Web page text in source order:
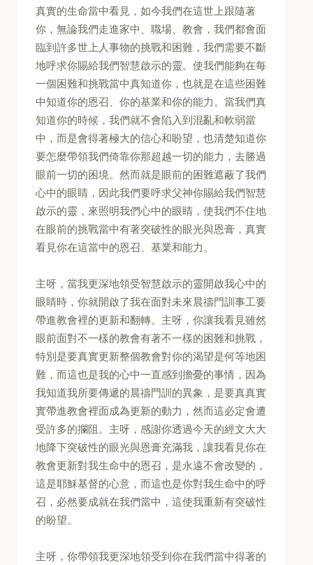
真實的生命當中看見，如今我們在這世上跟隨著
你，無論我們走進家中、職場、教會，我們都會面
臨到許多世上人事物的挑戰和困難，我們需要不斷
地呼求你賜給我們智慧啟示的靈。使我們能夠在每
一個困難和挑戰當中真知道你，也就是在這些困難
中知道你的恩召、你的基業和你的能力。當我們真
知道你的時候，我們就不會陷入到混亂和軟弱當
中，而是會得著極大的信心和盼望，也清楚知道你
要怎麼帶領我們倚靠你那超越一切的能力，去勝過
眼前一切的困境。然而就是眼前的困難遮蔽了我們
心中的眼睛，因此我們要呼求父神你賜給我們智慧
啟示的靈，來照明我們心中的眼睛，使我們不住地
在眼前的挑戰當中有著突破性的眼光與恩膏，真實
看見你在這當中的恩召、基業和能力。
主呀，當我更深地領受智慧啟示的靈開啟我心中的
眼睛時，你就開啟了我在面對未來晨禱門訓事工要
帶進教會裡的更新和翻轉。主呀，你讓我看見雖然
眼前面對不一樣的教會有著不一樣的困難和挑戰，
特別是要真實更新整個教會對你的渴望是何等地困
難，而這也是我的心中一直感到擔憂的事情，因為
我知道我所要傳遞的晨禱門訓的異象，是要真真實
實帶進教會裡面成為更新的動力，然而這必定會遭
受許多的攔阻。主呀，感謝你透過今天的經文大大
地降下突破性的眼光與恩膏充滿我，讓我看見你在
教會更新對我生命中的恩召，是永遠不會改變的，
這是耶穌基督的心意，而這也是你對我生命中的呼
召，必然要成就在我們當中，這使我重新有突破性
的盼望。
主呀，你帶領我更深地領受到你在我們當中得著的